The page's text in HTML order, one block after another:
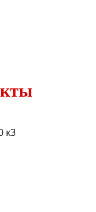
к3